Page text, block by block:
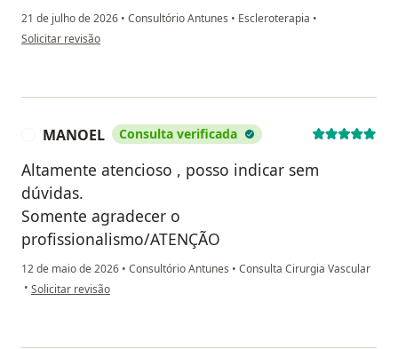
21 de julho de 2026 • Consultório Antunes • Escleroterapia •
na opinião do utilizador André Luís Rocha Soares
Solicitar revisão
MANOEL Consulta verificada
Altamente atencioso , posso indicar sem
dúvidas.
Somente agradecer o
profissionalismo/ATENÇÃO
12 de maio de 2026 • Consultório Antunes • Consulta Cirurgia Vascular
• na opinião do utilizador MANOEL
Solicitar revisão